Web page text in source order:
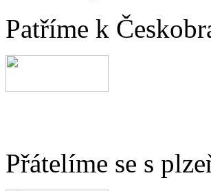
Patříme k
Přátelíme se s